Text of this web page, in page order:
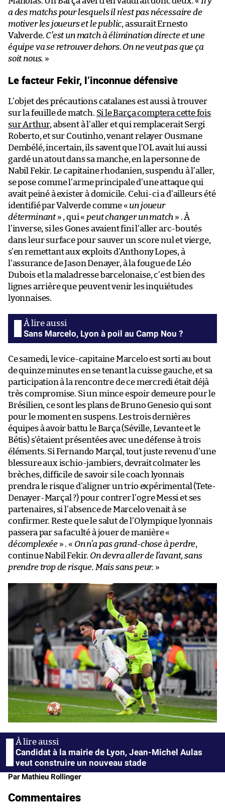
a des matchs pour lesquels il n’est pas nécessaire de
motiver les joueurs et le public, assurait Ernesto
Valverde. C’est un match à élimination directe et une
équipe va se retrouver dehors. On ne veut pas que ça
soit nous. »
Le facteur Fekir, l’inconnue défensive
L’objet des précautions catalanes est aussi à trouver
sur la feuille de match. Si le Barça comptera cette fois
sur Arthur, absent à l’aller et qui remplacerait Sergi
Roberto, et sur Coutinho, venant relayer Ousmane
Dembélé, incertain, ils savent que l’OL avait lui aussi
gardé un atout dans sa manche, en la personne de
Nabil Fekir. Le capitaine rhodanien, suspendu à l’aller,
se pose comme l’arme principale d’une attaque qui
avait peiné à exister à domicile. Celui-ci a d’ailleurs été
identifié par Valverde comme «un joueur
déterminant» , qui « peut changer un match » . À
l’inverse, si les Gones avaient fini l’aller arc-boutés
dans leur surface pour sauver un score nul et vierge,
s’en remettant aux exploits d’Anthony Lopes, à
l’assurance de Jason Denayer, à la fougue de Léo
Dubois et la maladresse barcelonaise, c’est bien des
lignes arrière que peuvent venir les inquiétudes
lyonnaises.
Sans Marcelo, Lyon à poil au Camp Nou ?
Ce samedi, le vice-capitaine Marcelo est sorti au bout
de quinze minutes en se tenant la cuisse gauche, et sa
participation à la rencontre de ce mercredi était déjà
très compromise. Si un mince espoir demeure pour le
Brésilien, ce sont les plans de Bruno Genesio qui sont
pour le moment en suspens. Les trois dernières
équipes à avoir battu le Barça (Séville, Levante et le
Bétis) s’étaient présentées avec une défense à trois
éléments. Si Fernando Marçal, tout juste revenu d’une
blessure aux ischio-jambiers, devrait colmater les
brèches, difficile de savoir si le coach lyonnais
prendra le risque d’aligner un trio expérimental (Tete-
Denayer-Marçal ?) pour contrer l’ogre Messi et ses
partenaires, si l’absence de Marcelo venait à se
confirmer. Reste que le salut de l’Olympique lyonnais
passera par sa faculté à jouer de manière «
décomplexée » . « On n’a pas grand-chose à perdre,
continue Nabil Fekir. On devra aller de l’avant, sans
prendre trop de risque. Mais sans peur. »
Candidat à la mairie de Lyon, Jean-Michel Aulas
veut construire un nouveau stade
Par Mathieu Rollinger
Commentaires